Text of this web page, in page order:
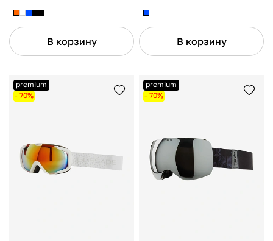
В корзину В корзину
premium
- 70%
premium
- 70%